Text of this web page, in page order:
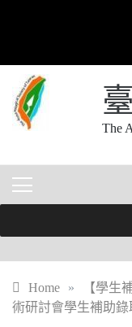
The
Home »
【學生
術研討會學生補助錄